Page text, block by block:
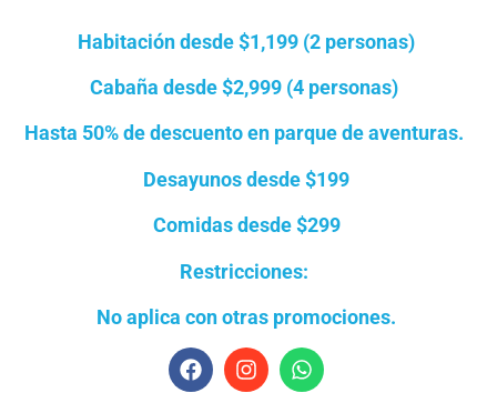
Habitacióndesde$1,199 (2 personas)
Cabaña desde$2,999 (4 personas)
Hasta 50%de descuento en parque de aventuras.
Desayunosdesde$199
Comidasdesde$299
Restricciones:
No aplica con otras promociones.